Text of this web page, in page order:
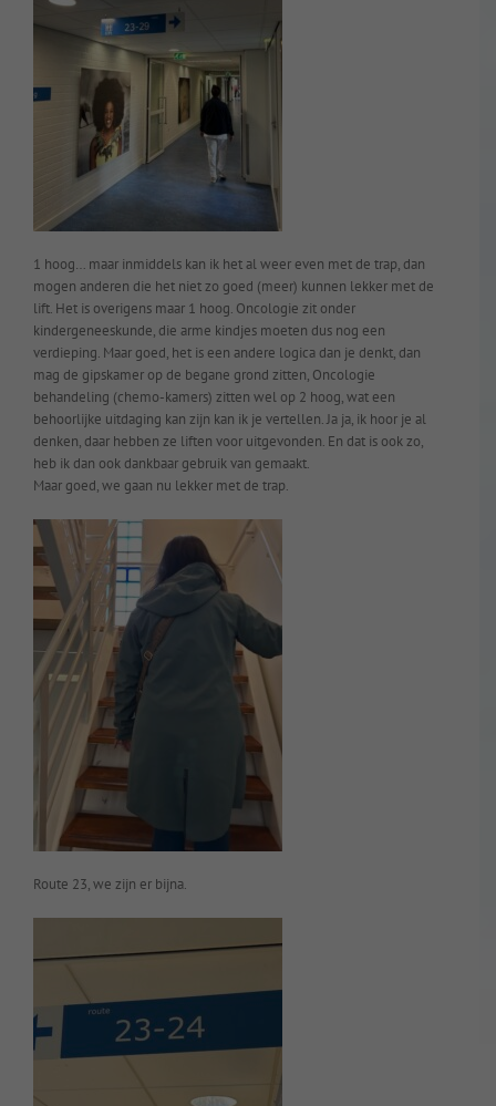
1 hoog… maar inmiddels kan ik het al weer even met de trap, dan
mogen anderen die het niet zo goed (meer) kunnen lekker met de
lift. Het is overigens maar 1 hoog. Oncologie zit onder
kindergeneeskunde, die arme kindjes moeten dus nog een
verdieping. Maar goed, het is een andere logica dan je denkt, dan
mag de gipskamer op de begane grond zitten, Oncologie
behandeling (chemo-kamers) zitten wel op 2 hoog, wat een
behoorlijke uitdaging kan zijn kan ik je vertellen. Ja ja, ik hoor je al
denken, daar hebben ze liften voor uitgevonden. En dat is ook zo,
heb ik dan ook dankbaar gebruik van gemaakt.
Maar goed, we gaan nu lekker met de trap.
Route 23, we zijn er bijna.